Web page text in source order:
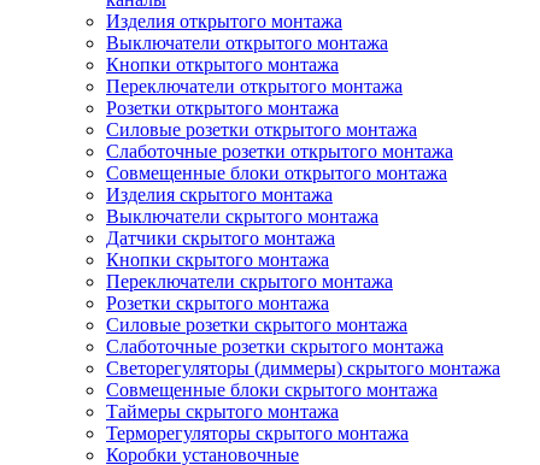
Изделия открытого монтажа
Выключатели открытого монтажа
Кнопки открытого монтажа
Переключатели открытого монтажа
Розетки открытого монтажа
Силовые розетки открытого монтажа
Слаботочные розетки открытого монтажа
Совмещенные блоки открытого монтажа
Изделия скрытого монтажа
Выключатели скрытого монтажа
Датчики скрытого монтажа
Кнопки скрытого монтажа
Переключатели скрытого монтажа
Розетки скрытого монтажа
Силовые розетки скрытого монтажа
Слаботочные розетки скрытого монтажа
Светорегуляторы (диммеры) скрытого монтажа
Совмещенные блоки скрытого монтажа
Таймеры скрытого монтажа
Терморегуляторы скрытого монтажа
Коробки установочные